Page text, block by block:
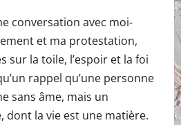
conversation avec moi-
et ma protestation,
sur la toile, l’espoir et la foi
rappel qu’une personne
sans âme, mais un
dont la vie est une matière.